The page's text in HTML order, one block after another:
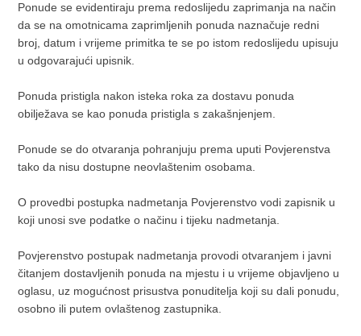
Ponude se evidentiraju prema redoslijedu zaprimanja na način
da se na omotnicama zaprimljenih ponuda naznačuje redni
broj, datum i vrijeme primitka te se po istom redoslijedu upisuju
u odgovarajući upisnik.
Ponuda pristigla nakon isteka roka za dostavu ponuda
obilježava se kao ponuda pristigla s zakašnjenjem.
Ponude se do otvaranja pohranjuju prema uputi Povjerenstva
tako da nisu dostupne neovlaštenim osobama.
O provedbi postupka nadmetanja Povjerenstvo vodi zapisnik u
koji unosi sve podatke o načinu i tijeku nadmetanja.
Povjerenstvo postupak nadmetanja provodi otvaranjem i javni
čitanjem dostavljenih ponuda na mjestu i u vrijeme objavljeno u
oglasu, uz mogućnost prisustva ponuditelja koji su dali ponudu,
osobno ili putem ovlaštenog zastupnika.